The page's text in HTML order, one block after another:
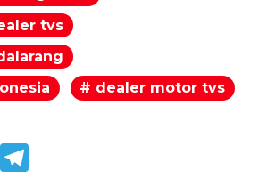
tvs
# dealer motor tvs
Twitter